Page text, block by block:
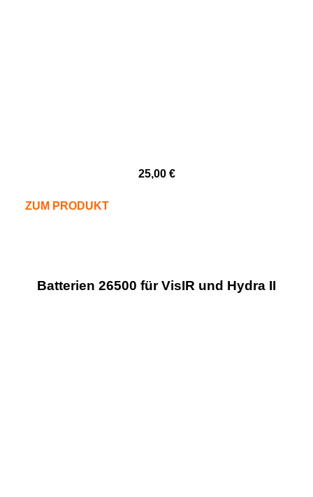
25,00 €
ZUM PRODUKT
Batterien 26500 für VisIR und Hydra II